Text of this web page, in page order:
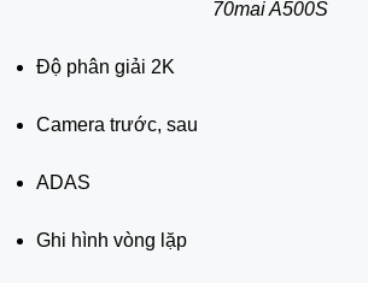
70mai A500S
Độ phân giải 2K
Camera trước, sau
ADAS
Ghi hình vòng lặp